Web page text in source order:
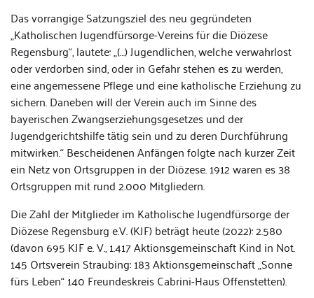
Das vorrangige Satzungsziel des neu gegründeten
„Katholischen Jugendfürsorge-Vereins für die Diözese
Regensburg“, lautete: „(…) Jugendlichen, welche verwahrlost
oder verdorben sind, oder in Gefahr stehen es zu werden,
eine angemessene Pflege und eine katholische Erziehung zu
sichern. Daneben will der Verein auch im Sinne des
bayerischen Zwangserziehungsgesetzes und der
Jugendgerichtshilfe tätig sein und zu deren Durchführung
mitwirken.“ Bescheidenen Anfängen folgte nach kurzer Zeit
ein Netz von Ortsgruppen in der Diözese. 1912 waren es 38
Ortsgruppen mit rund 2.000 Mitgliedern.
Die Zahl der Mitglieder im Katholische Jugendfürsorge der
Diözese Regensburg e.V. (KJF) beträgt heute (2022): 2.580
(davon 695 KJF e. V., 1.417 Aktionsgemeinschaft Kind in Not.
145 Ortsverein Straubing: 183 Aktionsgemeinschaft „Sonne
fürs Leben“ 140 Freundeskreis Cabrini-Haus Offenstetten).